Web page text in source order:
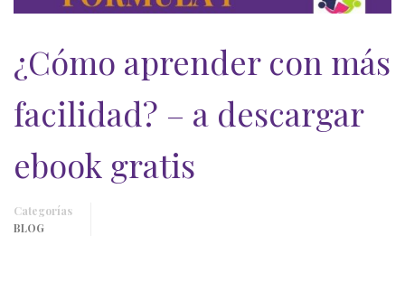
¿Cómo aprender con más
facilidad? – a descargar
ebook gratis
Categorías
BLOG